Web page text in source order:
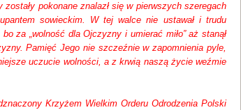
pokonane znalazł się w pierwszych szeregach
sowieckim. W tej walce nie ustawał i trudu
za „wolność dla Ojczyzny i umierać miło” aż stanął
Pamięć Jego nie szczeźnie w zapomnienia pyle,
uczucie wolności, a z krwią naszą życie weźmie
Krzyżem Wielkim Orderu Odrodzenia Polski